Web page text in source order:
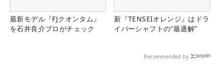
最新モデル『FJクオンタム』
を石井良介プロがチェック
新『TENSEIオレンジ』はドラ
イバーシャフトの“最適解”
Recommended by